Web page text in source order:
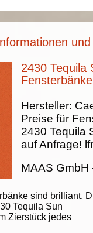
2430 Tequila
Fensterbänke
sind brilliant.
Tequila Sun
Zierstück jedes
Hersteller:
Preise für
2430 Tequila
auf Anfrage!
MAAS GmbH